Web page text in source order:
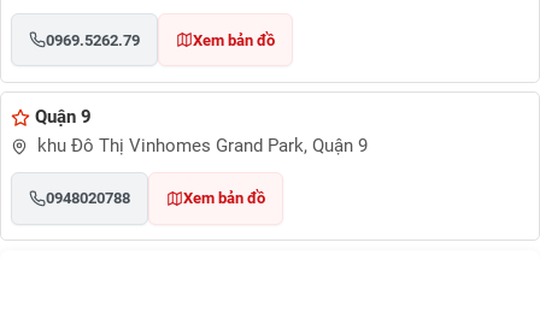
0969.5262.79 Xem bản đồ
Quận 9
khu Đô Thị Vinhomes Grand Park, Quận 9
0948020788 Xem bản đồ